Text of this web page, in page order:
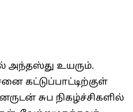
அந்தஸ்து உயரும்.
கட்டுப்பாட்டிற்குள்
சுப நிகழ்ச்சிகளில்